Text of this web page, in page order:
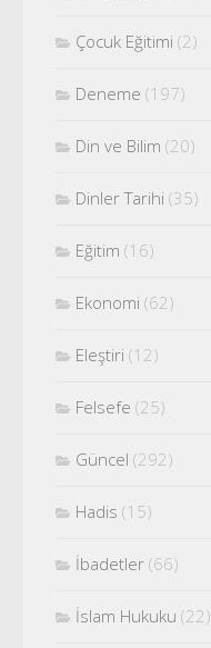
Çocuk Eğitimi (2)
Deneme (197)
Din ve Bilim (20)
Dinler Tarihi (35)
Eğitim (16)
Ekonomi (62)
Eleştiri (12)
Felsefe (25)
Güncel (292)
Hadis (15)
İbadetler (66)
İslam Hukuku (22)